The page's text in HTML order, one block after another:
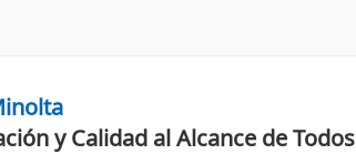
y Calidad al Alcance de Todos